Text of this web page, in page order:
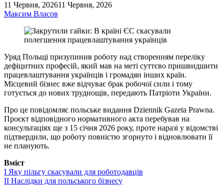
11 Червня, 202611 Червня, 2026
Максим Власов
Уряд Польщі призупинив роботу над створенням переліку
дефіцитних професій, який мав на меті суттєво пришвидшити
працевлаштування українців і громадян інших країн.
Місцевий бізнес вже відчуває брак робочої сили і тому
готується до нових труднощів, передають Патріоти України.
Про це повідомляє польське видання Dziennik Gazeta Prawna.
Проєкт відповідного нормативного акта перебував на
консультаціях ще з 15 січня 2026 року, проте наразі у відомстві
підтвердили, що роботу повністю згорнуто і відновлювати її
не планують.
Вміст
I Яку пільгу скасували для роботодавців
II Наслідки для польського бізнесу